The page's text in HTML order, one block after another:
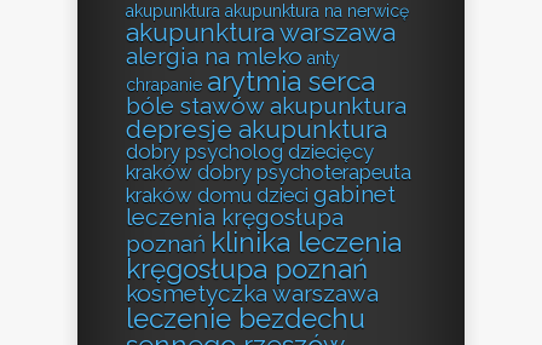
akupunktura akupunktura na nerwicę
akupunktura warszawa
alergia na mleko anty
chrapanie arytmia serca
bóle stawów akupunktura
depresje akupunktura
dobry psycholog dziecięcy
kraków dobry psychoterapeuta
kraków domu dzieci gabinet
leczenia kręgosłupa
poznań klinika leczenia
kręgosłupa poznań
kosmetyczka warszawa
leczenie bezdechu